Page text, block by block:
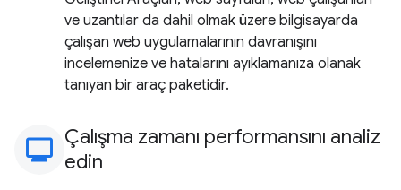
ve uzantılar da dahil olmak üzere bilgisayarda
çalışan web uygulamalarının davranışını
incelemenize ve hatalarını ayıklamanıza olanak
tanıyan bir araç paketidir.
monitoring
Çalışma zamanı performansını analiz
edin